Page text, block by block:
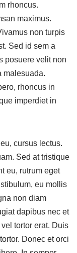
rhoncus.
maximus.
non turpis
Sed id sem a
posuere velit non
malesuada.
rhoncus in
imperdiet in
cursus lectus.
Sed at tristique
eu, rutrum eget
eu mollis
non diam
dapibus nec et
tortor erat. Duis
Donec et orci